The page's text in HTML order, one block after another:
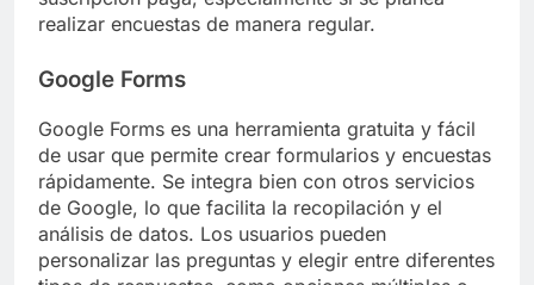
realizar encuestas de manera regular.
Google Forms
Google Forms es una herramienta gratuita y fácil
de usar que permite crear formularios y encuestas
rápidamente. Se integra bien con otros servicios
de Google, lo que facilita la recopilación y el
análisis de datos. Los usuarios pueden
personalizar las preguntas y elegir entre diferentes